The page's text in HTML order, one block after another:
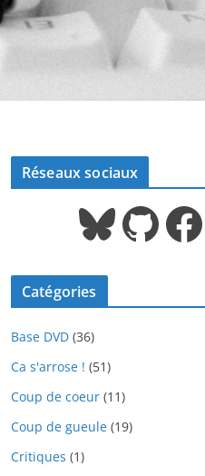
Réseaux sociaux
Bluesky GitHub Facebook
Catégories
Base DVD (36)
Ca s'arrose ! (51)
Coup de coeur (11)
Coup de gueule (19)
Critiques (1)